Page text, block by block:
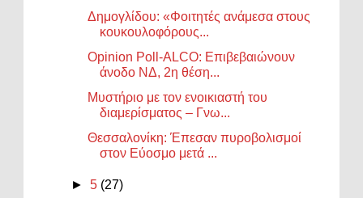
Δημογλίδου: «Φοιτητές ανάμεσα στους
κουκουλοφόρους...
Opinion Poll-ALCO: Επιβεβαιώνουν
άνοδο ΝΔ, 2η θέση...
Μυστήριο με τον ενοικιαστή του
διαμερίσματος – Γνω...
Θεσσαλονίκη: Έπεσαν πυροβολισμοί
στον Εύοσμο μετά ...
►5 (27)